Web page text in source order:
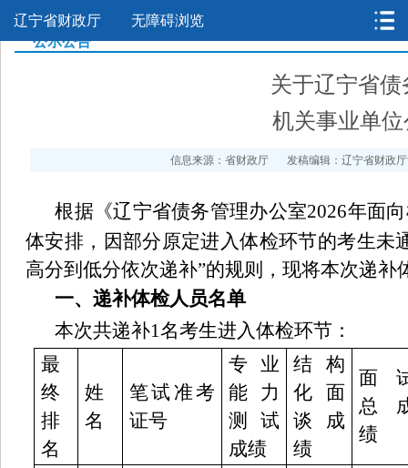
辽宁省财政厅
无障碍浏览
公示公告
关于辽宁省
机关事业单
信息来源：省财政厅 发稿编辑：辽宁省财政
根据《辽宁省债务管理办公室2026年面
体安排，因部分原定进入体检环节的考生未
高分到低分依次递补”的规则，现将本次递补
一、递补体检人员名单
本次共递补1名考生进入体检环节：
最
终
排
名
姓
名
笔试准考
证号
专业
能力
测试
成绩
结构
化面
谈成
绩
面
总
绩